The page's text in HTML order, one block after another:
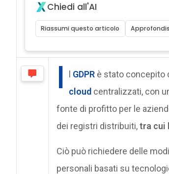
Chiedi all'AI
Riassumi questo articolo
I l GDPRè stato concepito
cloudcentralizzati, con
fonte di profitto per le
dei registri distribuiti,tra cui
Ciò può richiedere delle
personali basati su